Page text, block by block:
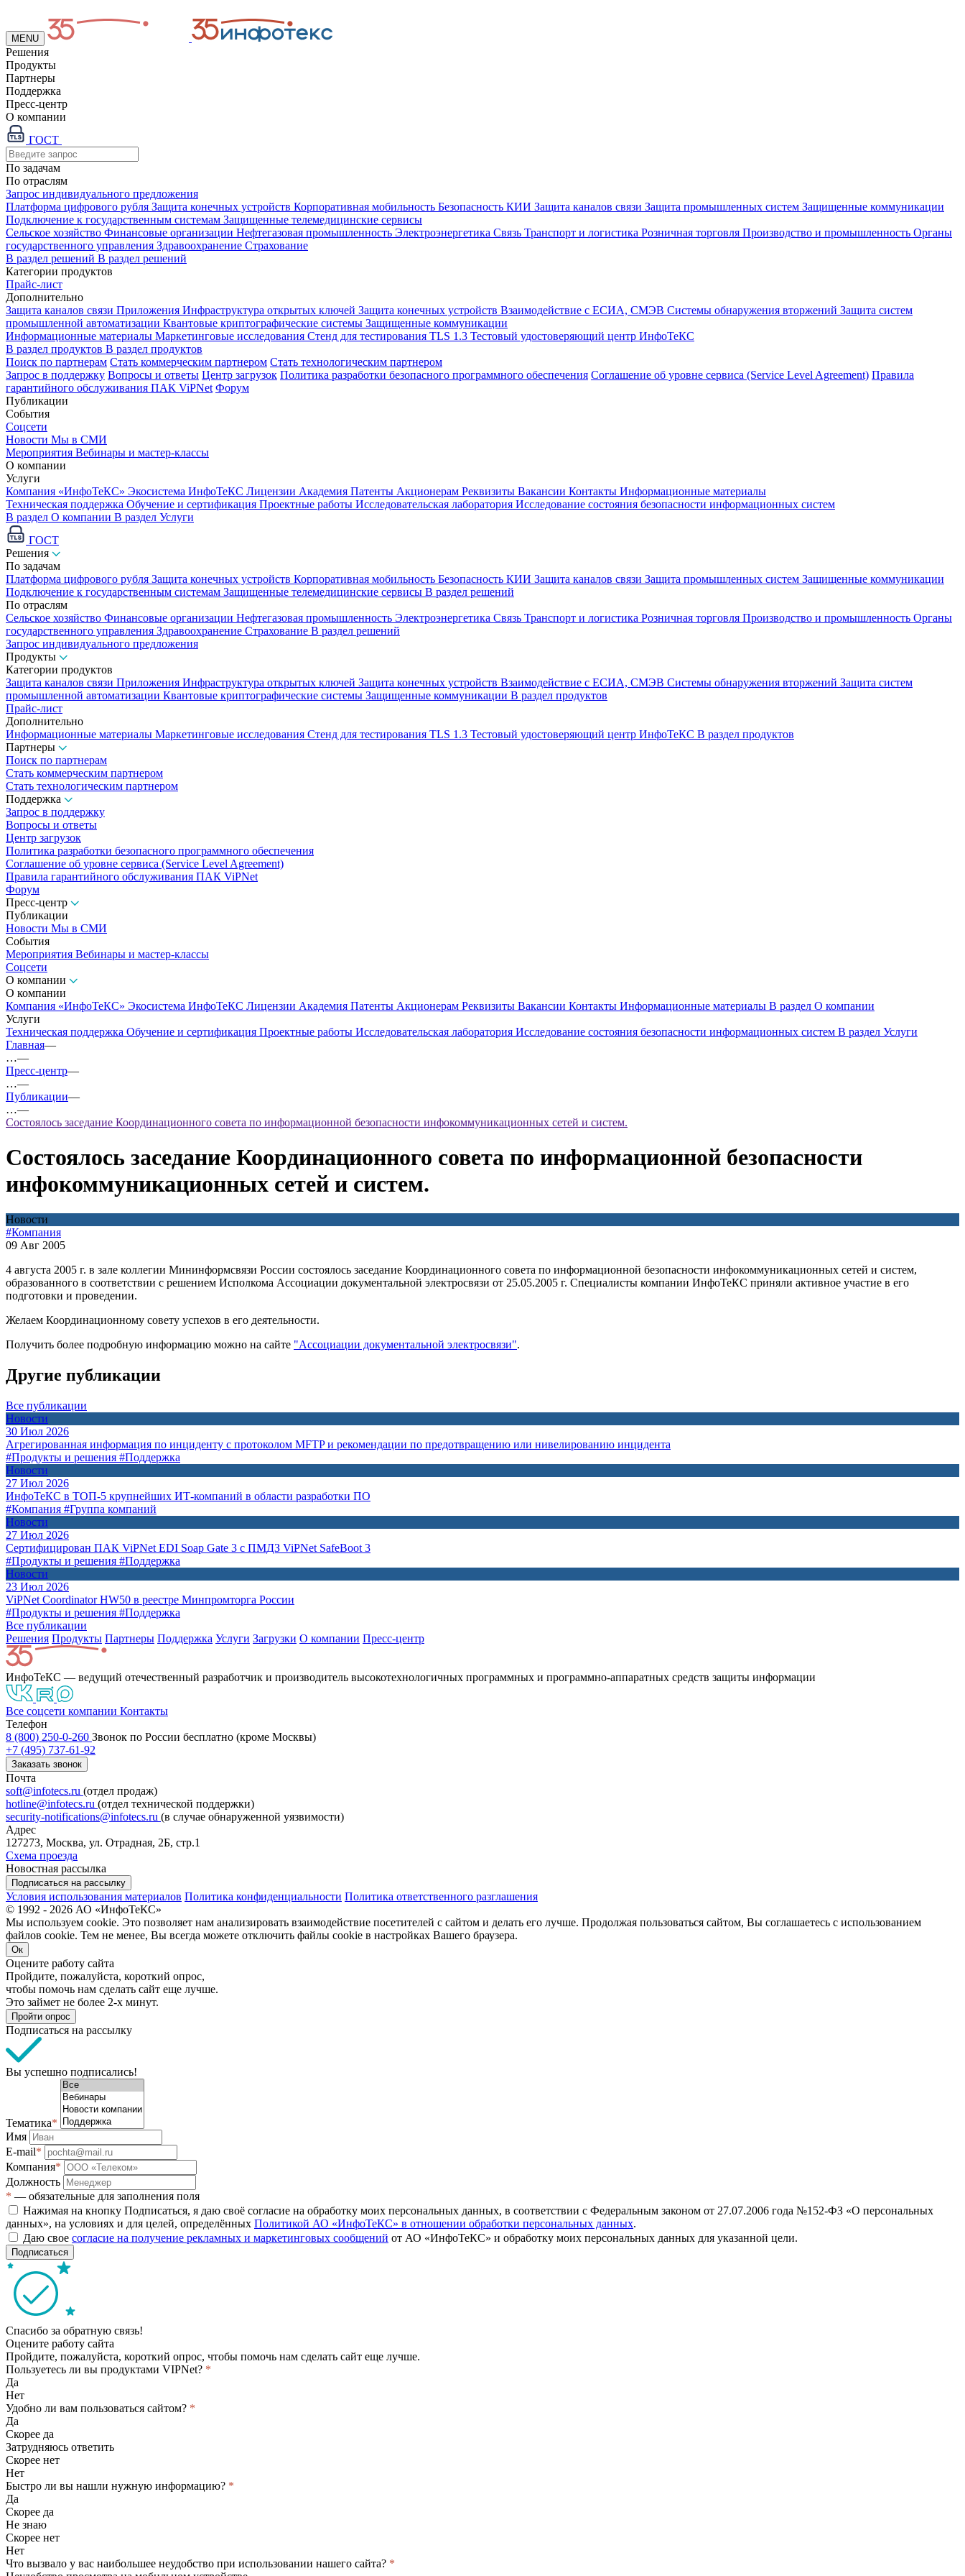
MENU
Решения
Продукты
Партнеры
Поддержка
Пресс-центр
О компании
ГОСТ
По задачам
По отраслям
Запрос индивидуального предложения
Платформа цифрового рубля Защита конечных устройств Корпоративная мобильность Безопасность КИИ Защита каналов связи Защита промышленных систем Защищенные коммуникации
Подключение к государственным системам Защищенные телемедицинские сервисы
Сельское хозяйство Финансовые организации Нефтегазовая промышленность Электроэнергетика Связь Транспорт и логистика Розничная торговля Производство и промышленность Органы
государственного управления Здравоохранение Страхование
В раздел решений В раздел решений
Категории продуктов
Прайс-лист
Дополнительно
Защита каналов связи Приложения Инфраструктура открытых ключей Защита конечных устройств Взаимодействие с ЕСИА, СМЭВ Системы обнаружения вторжений Защита систем
промышленной автоматизации Квантовые криптографические системы Защищенные коммуникации
Информационные материалы Маркетинговые исследования Стенд для тестирования TLS 1.3 Тестовый удостоверяющий центр ИнфоТеКС
В раздел продуктов В раздел продуктов
Поиск по партнерам Стать коммерческим партнером Стать технологическим партнером
Запрос в поддержку Вопросы и ответы Центр загрузок Политика разработки безопасного программного обеспечения Соглашение об уровне сервиса (Service Level Agreement) Правила
гарантийного обслуживания ПАК ViPNet Форум
Публикации
События
Соцсети
Новости Мы в СМИ
Мероприятия Вебинары и мастер-классы
О компании
Услуги
Компания «ИнфоТеКС» Экосистема ИнфоТеКС Лицензии Академия Патенты Акционерам Реквизиты Вакансии Контакты Информационные материалы
Техническая поддержка Обучение и сертификация Проектные работы Исследовательская лаборатория Исследование состояния безопасности информационных систем
В раздел О компании В раздел Услуги
ГОСТ
Решения
По задачам
Платформа цифрового рубля Защита конечных устройств Корпоративная мобильность Безопасность КИИ Защита каналов связи Защита промышленных систем Защищенные коммуникации
Подключение к государственным системам Защищенные телемедицинские сервисы В раздел решений
По отраслям
Сельское хозяйство Финансовые организации Нефтегазовая промышленность Электроэнергетика Связь Транспорт и логистика Розничная торговля Производство и промышленность Органы
государственного управления Здравоохранение Страхование В раздел решений
Запрос индивидуального предложения
Продукты
Категории продуктов
Защита каналов связи Приложения Инфраструктура открытых ключей Защита конечных устройств Взаимодействие с ЕСИА, СМЭВ Системы обнаружения вторжений Защита систем
промышленной автоматизации Квантовые криптографические системы Защищенные коммуникации В раздел продуктов
Прайс-лист
Дополнительно
Информационные материалы Маркетинговые исследования Стенд для тестирования TLS 1.3 Тестовый удостоверяющий центр ИнфоТеКС В раздел продуктов
Партнеры
Поиск по партнерам
Стать коммерческим партнером
Стать технологическим партнером
Поддержка
Запрос в поддержку
Вопросы и ответы
Центр загрузок
Политика разработки безопасного программного обеспечения
Соглашение об уровне сервиса (Service Level Agreement)
Правила гарантийного обслуживания ПАК ViPNet
Форум
Пресс-центр
Публикации
Новости Мы в СМИ
События
Мероприятия Вебинары и мастер-классы
Соцсети
О компании
О компании
Компания «ИнфоТеКС» Экосистема ИнфоТеКС Лицензии Академия Патенты Акционерам Реквизиты Вакансии Контакты Информационные материалы В раздел О компании
Услуги
Техническая поддержка Обучение и сертификация Проектные работы Исследовательская лаборатория Исследование состояния безопасности информационных систем В раздел Услуги
Главная—
…—
Пресс-центр—
…—
Публикации—
…—
Состоялось заседание Координационного совета по информационной безопасности инфокоммуникационных сетей и систем.
Состоялось заседание Координационного совета по информационной безопасности
инфокоммуникационных сетей и систем.
Новости
#Компания
09 Авг 2005
4 августа 2005 г. в зале коллегии Мининформсвязи России состоялось заседание Координационного совета по информационной безопасности инфокоммуникационных сетей и систем,
образованного в соответствии с решением Исполкома Ассоциации документальной электросвязи от 25.05.2005 г. Специалисты компании ИнфоТеКС приняли активное участие в его
подготовки и проведении.
Желаем Координационному совету успехов в его деятельности.
Получить более подробную информацию можно на сайте "Ассоциации документальной электросвязи".
Другие публикации
Все публикации
Новости
30 Июл 2026
Агрегированная информация по инциденту с протоколом MFTP и рекомендации по предотвращению или нивелированию инцидента
#Продукты и решения #Поддержка
Новости
27 Июл 2026
ИнфоТеКС в ТОП-5 крупнейших ИТ-компаний в области разработки ПО
#Компания #Группа компаний
Новости
27 Июл 2026
Сертифицирован ПАК ViPNet EDI Soap Gate 3 с ПМДЗ ViPNet SafeBoot 3
#Продукты и решения #Поддержка
Новости
23 Июл 2026
ViPNet Coordinator HW50 в реестре Минпромторга России
#Продукты и решения #Поддержка
Все публикации
Решения Продукты Партнeры Поддержка Услуги Загрузки О компании Пресс-центр
ИнфоТеКС — ведущий отечественный разработчик и производитель высокотехнологичных программных и программно-аппаратных средств защиты информации
Все соцсети компании Контакты
Телефон
8 (800) 250-0-260 Звонок по России бесплатно (кроме Москвы)
+7 (495) 737-61-92
Заказать звонок
Почта
soft@infotecs.ru (отдел продаж)
hotline@infotecs.ru (отдел технической поддержки)
security-notifications@infotecs.ru (в случае обнаруженной уязвимости)
Адрес
127273, Москва, ул. Отрадная, 2Б, стр.1
Схема проезда
Новостная рассылка
Подписаться на рассылку
Условия использования материалов Политика конфиденциальности Политика ответственного разглашения
© 1992 - 2026 АО «ИнфоТеКС»
Мы используем cookie. Это позволяет нам анализировать взаимодействие посетителей с сайтом и делать его лучше. Продолжая пользоваться сайтом, Вы соглашаетесь с использованием
файлов cookie. Тем не менее, Вы всегда можете отключить файлы cookie в настройках Вашего браузера.
Ок
Оцените работу сайта
Пройдите, пожалуйста, короткий опрос,
чтобы помочь нам сделать сайт еще лучше.
Это займет не более 2-х минут.
Пройти опрос
Подписаться на рассылку
Вы успешно подписались!
Тематика*
Имя
E-mail*
Компания*
Должность
* — обязательные для заполнения поля
Нажимая на кнопку Подписаться, я даю своё согласие на обработку моих персональных данных, в соответствии с Федеральным законом от 27.07.2006 года №152-ФЗ «О персональных
данных», на условиях и для целей, определённых Политикой АО «ИнфоТеКС» в отношении обработки персональных данных.
Даю свое согласие на получение рекламных и маркетинговых сообщений от АО «ИнфоТеКС» и обработку моих персональных данных для указанной цели.
Подписаться
Спасибо за обратную связь!
Оцените работу сайта
Пройдите, пожалуйста, короткий опрос, чтобы помочь нам сделать сайт еще лучше.
Пользуетесь ли вы продуктами VIPNet? *
Да
Нет
Удобно ли вам пользоваться сайтом? *
Да
Скорее да
Затрудняюсь ответить
Скорее нет
Нет
Быстро ли вы нашли нужную информацию? *
Да
Скорее да
Не знаю
Скорее нет
Нет
Что вызвало у вас наибольшее неудобство при использовании нашего сайта? *